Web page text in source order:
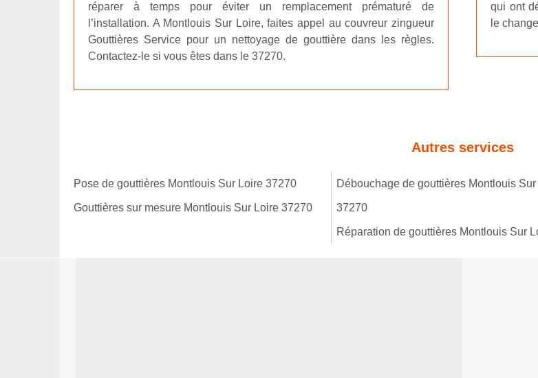
réparer à temps pour éviter un remplacement prématuré de
l’installation. A Montlouis Sur Loire, faites appel au couvreur zingueur
Gouttières Service pour un nettoyage de gouttière dans les règles.
Contactez-le si vous êtes dans le 37270.
qui ont
le
Autres services
Pose de gouttières Montlouis Sur Loire 37270
Gouttières sur mesure Montlouis Sur Loire 37270
Débouchage de gouttières Montlouis
37270
Réparation de gouttières Montlouis Sur